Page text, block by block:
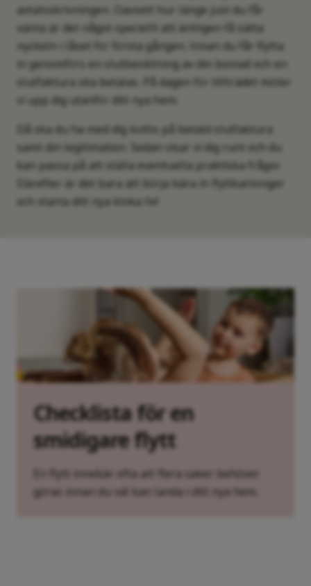
avtalsskrivningen. Oavsett hur länge just du får
vänta är det något speciellt att äntligen få sätta
nyckeln i låset för första gången. Innan du får flytta
in genomförs en slutbesiktning av din bostad och en
slutfaktura ska betalas. På dagen för tillträdet möter
vi upp dig utanför ditt nya hem.
Då ska du ha med dig kvitto på betald slutfaktura
samt din legitimation. Sedan visar vi dig runt och du
kan passa på att ställa eventuella praktiska frågor.
Därefter är det bara att börja bära in flyttkartonger
och starta ditt nya kloka liv!
Checklista för en
smidigare flytt
En flytt innebär ofta att flera saker behöver
göras innan du väl kan landa i ditt nya hem.